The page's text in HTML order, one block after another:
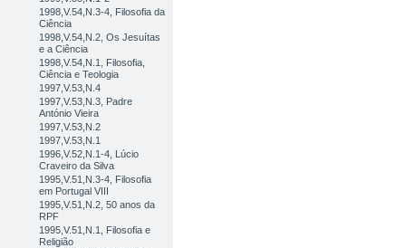
1998,V.54,N.3-4, Filosofia da
Ciência
1998,V.54,N.2, Os Jesuítas
e a Ciência
1998,V.54,N.1, Filosofia,
Ciência e Teologia
1997,V.53,N.4
1997,V.53,N.3, Padre
António Vieira
1997,V.53,N.2
1997,V.53,N.1
1996,V.52,N.1-4, Lúcio
Craveiro da Silva
1995,V.51,N.3-4, Filosofia
em Portugal VIII
1995,V.51,N.2, 50 anos da
RPF
1995,V.51,N.1, Filosofia e
Religião